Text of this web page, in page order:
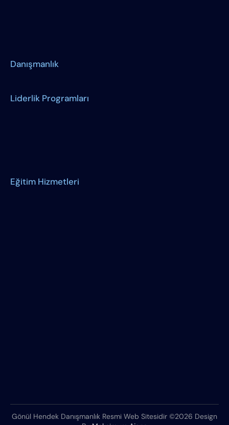
Danışmanlık
Liderlik Programları
Eğitim Hizmetleri
Gönül Hendek Danışmanlık Resmi Web Sitesidir ©2026 Design